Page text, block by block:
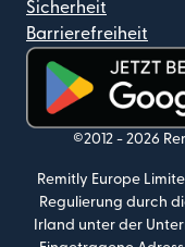
Sicherheit
Barrierefreiheit
(wird in einem
©2012 - 2026
Remitly Europe
Regulierung durch
Irland unter der